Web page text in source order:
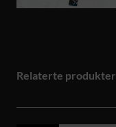
Relaterte produkter